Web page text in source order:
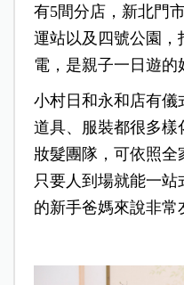
有5間分店，新北門
運站以及四號公園，
電，是親子一日遊的
小村日和永和店有儀
道具、服裝都很多樣
妝髮團隊，可依照全
只要人到場就能一
的新手爸媽來說非常